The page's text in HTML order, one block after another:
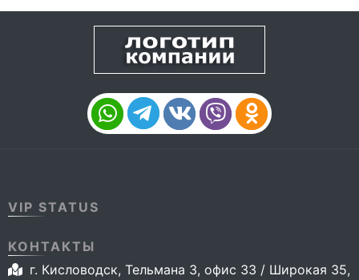
VIP STATUS
КОНТАКТЫ
г. Кисловодск, Тельмана 3, офис 33 / Широкая 35,